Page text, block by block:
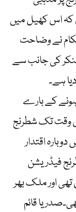
کہ اس کھیل میں
نے وضاحت
کی جانب سے
ہے۔
کے بارے
وقت تک شطرنج
رہے گی۔طالبان کے 2021 میں دوبارہ اقتدار
فیڈریشن
تھی اور ملک بھر
یا قائم